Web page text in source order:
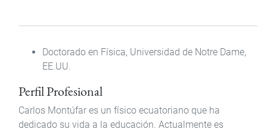
Doctorado en Física, Universidad de Notre Dame,
EE.UU.
Perfil Profesional
Carlos Montúfar es un físico ecuatoriano que ha
dedicado su vida a la educación. Actualmente es